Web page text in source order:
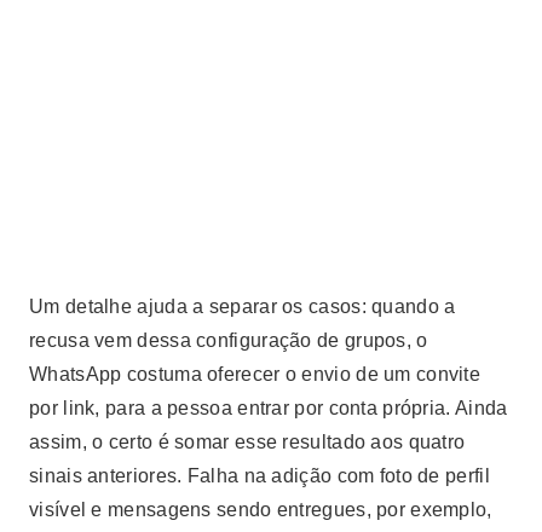
Um detalhe ajuda a separar os casos: quando a
recusa vem dessa configuração de grupos, o
WhatsApp costuma oferecer o envio de um convite
por link, para a pessoa entrar por conta própria. Ainda
assim, o certo é somar esse resultado aos quatro
sinais anteriores. Falha na adição com foto de perfil
visível e mensagens sendo entregues, por exemplo,